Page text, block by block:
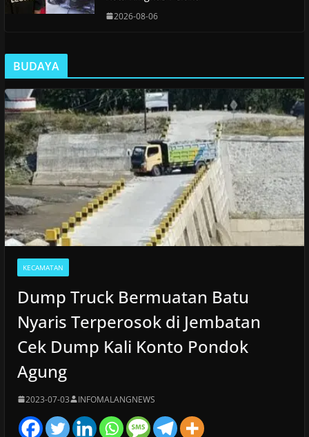
2026-08-06
BUDAYA
KECAMATAN
Dump Truck Bermuatan Batu
Nyaris Terperosok di Jembatan
Cek Dump Kali Konto Pondok
Agung
2023-07-03 INFOMALANGNEWS